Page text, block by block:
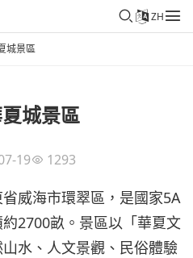
ZH
城景區
城景區
19 1293
威海市環翠區，是國家5A
2700畝。景區以「華夏文
水、人文景觀、民俗體驗